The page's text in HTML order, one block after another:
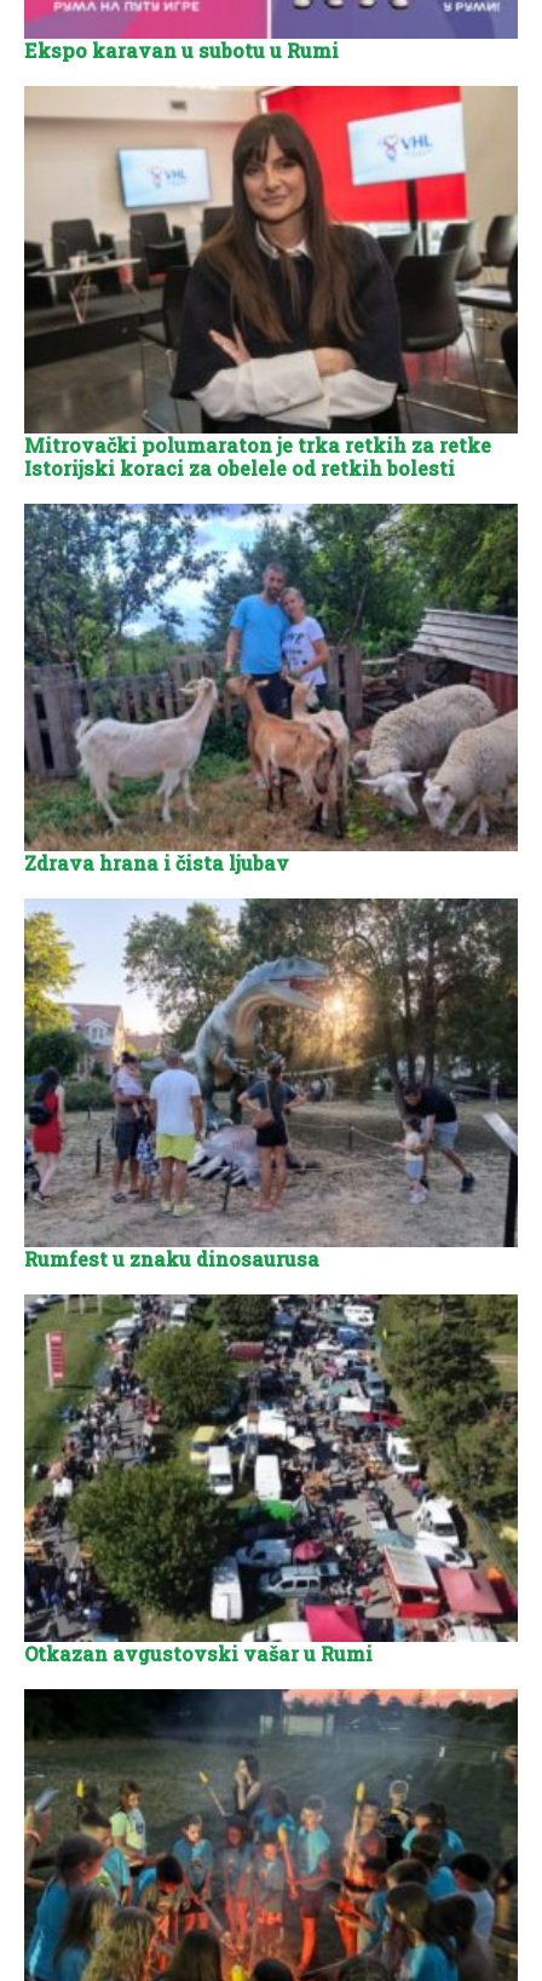
Ekspo karavan u subotu u Rumi
Mitrovački polumaraton je trka retkih za retke
Istorijski koraci za obelele od retkih bolesti
Zdrava hrana i čista ljubav
Rumfest u znaku dinosaurusa
Otkazan avgustovski vašar u Rumi